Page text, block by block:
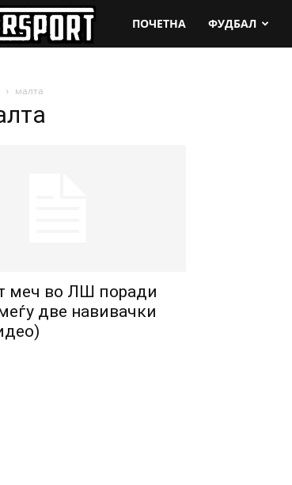
SuperSport.mk
ПОЧЕТНА ФУДБАЛ
малта
меч во ЛШ поради
две навивачки